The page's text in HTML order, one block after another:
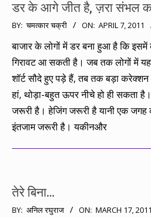
डर के आगे जीत है, ज़रा संभल
2011-
07
BY: चमत्कार चक्री ON: APRIL 7, 2011
बाजार के लोगों में डर बना हुआ है कि
गिरावट आ सकती है। जब तक लोगों में
शॉर्ट सौदे हुए पड़े हैं, तब तक बड़ा
हां, थोड़ा-बहुत ऊपर नीचे हो ही सकता
जरूरी है। हेजिंग जरूरी है यानी एक जगह
इंतजाम जरूरी है। यकीनऔर
तेरे बिना…
2011-
BY: अनिल रघुराज ON: MARCH 17, 2011